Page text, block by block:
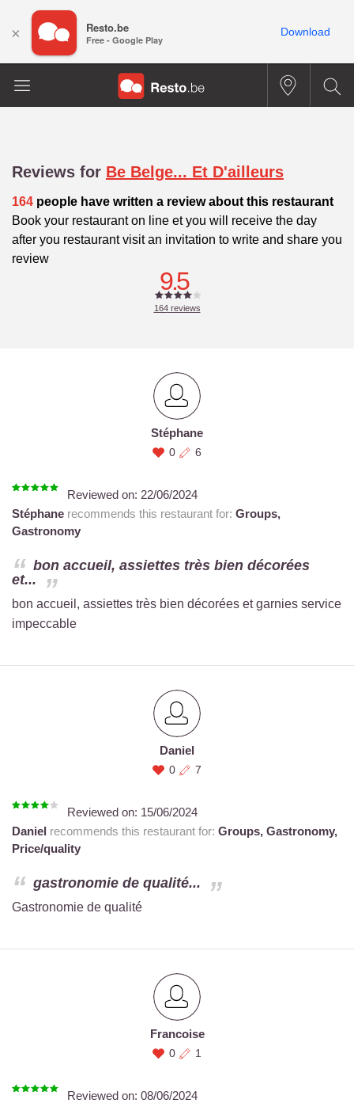
Reviews for Be Belge... Et D'ailleurs
164 people have written a review about this restaurant
Book your restaurant on line et you will receive the day
after you restaurant visit an invitation to write and share you
review
9.5
164reviews
Stéphane
0 6
Reviewed on: 22/06/2024
Stéphane recommends this restaurant for: Groups,
Gastronomy
bon accueil, assiettes très bien décorées
et...
bon accueil, assiettes très bien décorées et garnies service
impeccable
Daniel
0 7
Reviewed on: 15/06/2024
Daniel recommends this restaurant for: Groups, Gastronomy,
Price/quality
gastronomie de qualité...
Gastronomie de qualité
Francoise
0 1
Reviewed on: 08/06/2024
× Resto.be
Free - Google Play
Download